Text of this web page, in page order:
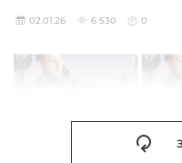
02.01.26 6 530 0